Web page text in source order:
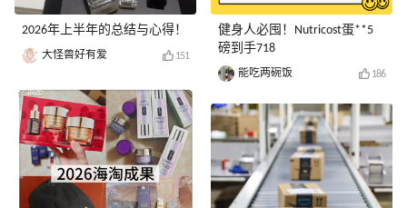
2026年上半年的总结与心得！
大怪兽好有爱 151
健身人必囤！Nutricost蛋**5
磅到手718
能吃两碗饭 186